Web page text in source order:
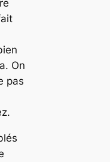
On
pas